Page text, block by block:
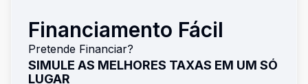
Financiamento Fácil
Pretende Financiar?
SIMULE AS MELHORES TAXAS EM UM SÓ
LUGAR